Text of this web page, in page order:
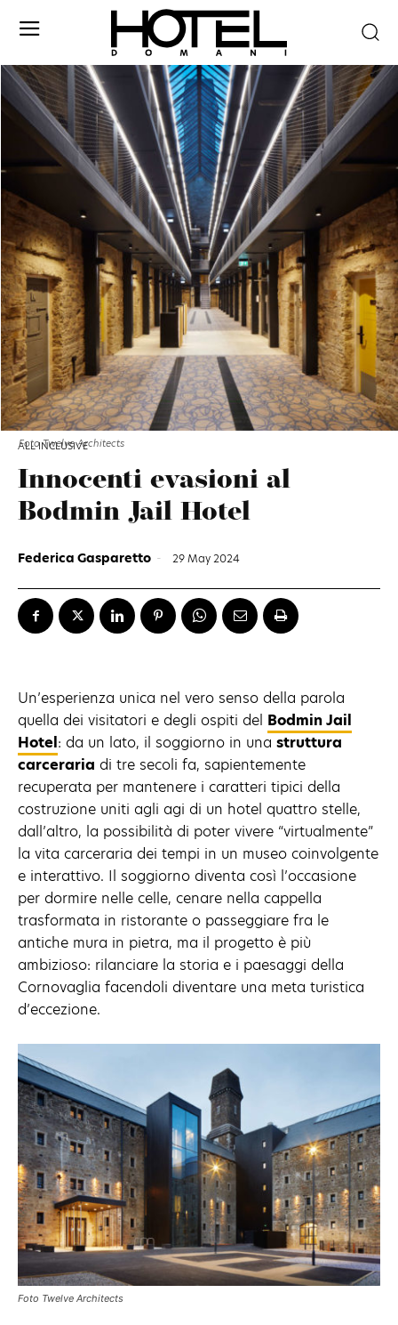
ALL INCLUSIVE
Innocenti evasioni al
Bodmin Jail Hotel
Federica Gasparetto - 29 May 2024
Foto Twelve Architects
Un’esperienza unica nel vero senso della parola
quella dei visitatori e degli ospiti del Bodmin Jail
Hotel: da un lato, il soggiorno in una struttura
carceraria di tre secoli fa, sapientemente
recuperata per mantenere i caratteri tipici della
costruzione uniti agli agi di un hotel quattro stelle,
dall’altro, la possibilità di poter vivere “virtualmente”
la vita carceraria dei tempi in un museo coinvolgente
e interattivo. Il soggiorno diventa così l’occasione
per dormire nelle celle, cenare nella cappella
trasformata in ristorante o passeggiare fra le
antiche mura in pietra, ma il progetto è più
ambizioso: rilanciare la storia e i paesaggi della
Cornovaglia facendoli diventare una meta turistica
d’eccezione.
Foto Twelve Architects